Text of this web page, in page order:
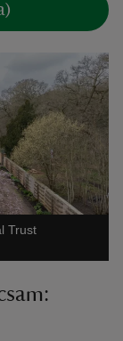
Trust